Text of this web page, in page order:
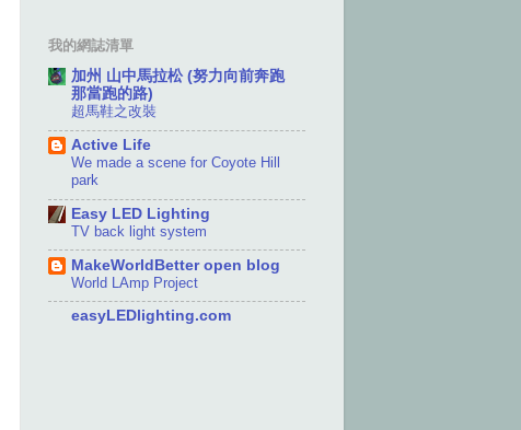
我的網誌清單
加州 山中馬拉松 (努力向前奔跑
那當跑的路)
超馬鞋之改裝
Active Life
We made a scene for Coyote Hill
park
Easy LED Lighting
TV back light system
MakeWorldBetter open blog
World LAmp Project
easyLEDlighting.com